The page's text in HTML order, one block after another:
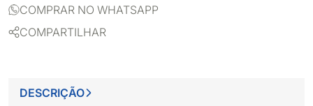
COMPRAR NO WHATSAPP
COMPARTILHAR
DESCRIÇÃO